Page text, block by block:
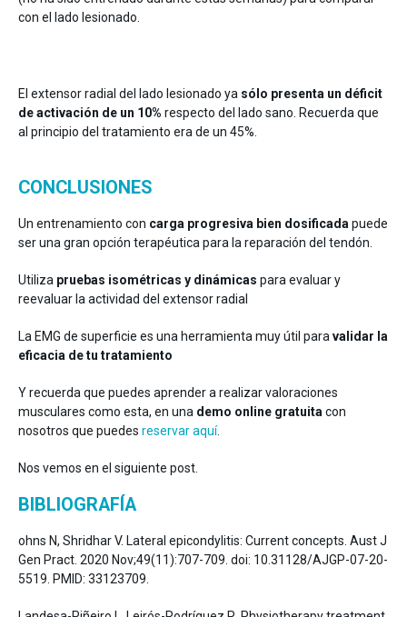
con el lado lesionado.
El extensor radial del lado lesionado ya sólo presenta un déficit
de activación de un 10% respecto del lado sano. Recuerda que
al principio del tratamiento era de un 45%.
CONCLUSIONES
Un entrenamiento con carga progresiva bien dosificadapuede
ser una gran opción terapéutica para la reparación del tendón.
Utiliza pruebas isométricas y dinámicas para evaluar y
reevaluar la actividad del extensor radial
La EMG de superficie es una herramienta muy útil paravalidar la
eficacia de tu tratamiento
Y recuerda que puedes aprender a realizar valoraciones
musculares como esta, en una demo online gratuitacon
nosotros que puedes reservar aquí.
Nos vemos en el siguiente post.
BIBLIOGRAFÍA
ohns N, Shridhar V. Lateral epicondylitis: Current concepts. Aust J
Gen Pract. 2020 Nov;49(11):707-709. doi: 10.31128/AJGP-07-20-
5519. PMID: 33123709.